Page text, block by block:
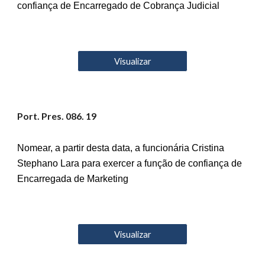
confiança de Encarregado de Cobrança Judicial
Visualizar
Port. Pres. 086. 19
Nomear, a partir desta data, a funcionária Cristina
Stephano Lara para exercer a função de confiança de
Encarregada de Marketing
Visualizar